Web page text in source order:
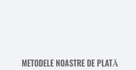
METODELE NOASTRE DE PLATĂ